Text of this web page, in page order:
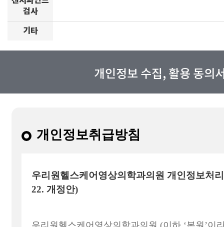
검사
기타
개인정보 수집, 활용 동의